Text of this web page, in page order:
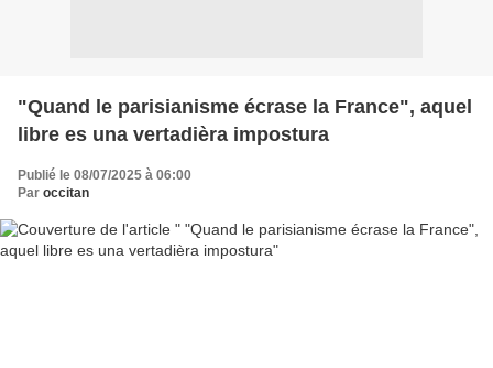
"Quand le parisianisme écrase la France", aquel
libre es una vertadièra impostura
Publié le 08/07/2025 à 06:00
Par occitan